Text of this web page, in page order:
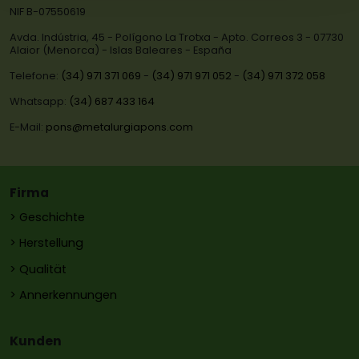
NIF B-07550619
Avda. Indústria, 45 - Polígono La Trotxa - Apto. Correos 3 - 07730
Alaior (Menorca) - Islas Baleares - España
Telefone: (34) 971 371 069 - (34) 971 971 052 - (34) 971 372 058
Whatsapp: (34) 687 433 164
E-Mail: pons@metalurgiapons.com
Firma
> Geschichte
> Herstellung
> Qualität
> Annerkennungen
Kunden